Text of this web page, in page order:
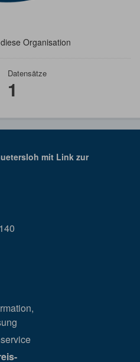
Organisation
Datensätze
1